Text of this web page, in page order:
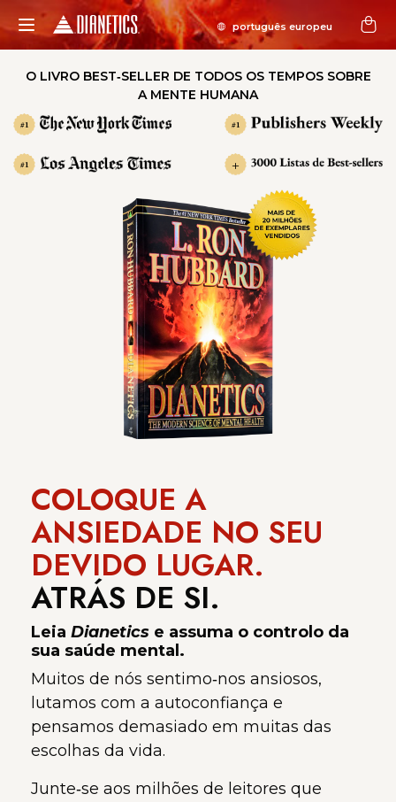
O LIVRO BEST‑SELLER DE TODOS OS TEMPOS SOBRE
A MENTE HUMANA
#1 #1
#1 +
COLOQUE A
ANSIEDADE NO SEU
DEVIDO LUGAR.
ATRÁS DE SI.
Leia Dianetics e assuma o controlo da
sua saúde mental.
Muitos de nós sentimo‑nos ansiosos,
lutamos com a autoconfiança e
pensamos demasiado em muitas das
escolhas da vida.
Junte‑se aos milhões de leitores que